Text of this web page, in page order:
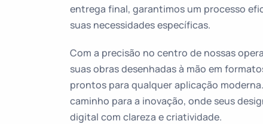
entrega final, garantimos um processo
suas necessidades específicas.
Com a precisão no centro de nossas
suas obras desenhadas à mão em
prontos para qualquer aplicação
caminho para a inovação, onde seus
digital com clareza e criatividade.